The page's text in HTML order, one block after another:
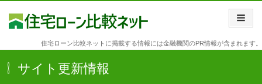
住宅ローン比較ネットに掲載する情報には金融機関のPR情報が含まれます。
サイト更新情報